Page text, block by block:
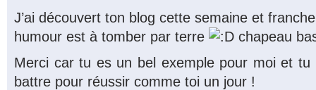
J’ai découvert ton blog cette semaine et
humour est à tomber par terre
chapeau
Merci car tu es un bel exemple pour moi et tu
battre pour réussir comme toi un jour !